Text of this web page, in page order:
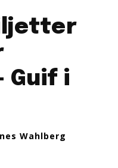
Guif i
Wahlberg